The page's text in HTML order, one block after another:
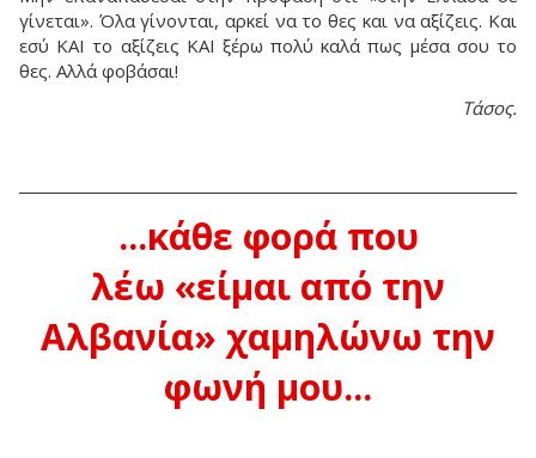
γίνεται». Όλα γίνονται, αρκεί να το θες και να αξίζεις. Και
εσύ ΚΑΙ το αξίζεις ΚΑΙ ξέρω πολύ καλά πως μέσα σου το
θες. Αλλά φοβάσαι!
Τάσος.
...κάθε φορά που
λέω «είμαι από την
Αλβανία» χαμηλώνω την
φωνή μου...